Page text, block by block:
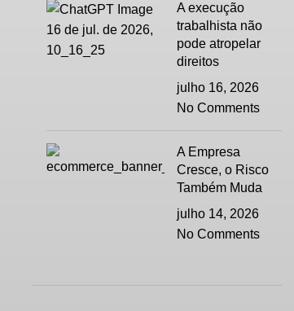
A execução
trabalhista não
pode atropelar
direitos
julho 16, 2026
No Comments
A Empresa
Cresce, o Risco
Também Muda
julho 14, 2026
No Comments